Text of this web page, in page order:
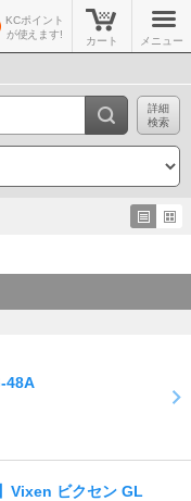
KCポイント
が使えます!
カート メニュー
詳細
検索
48A
Vixen ビクセン GL